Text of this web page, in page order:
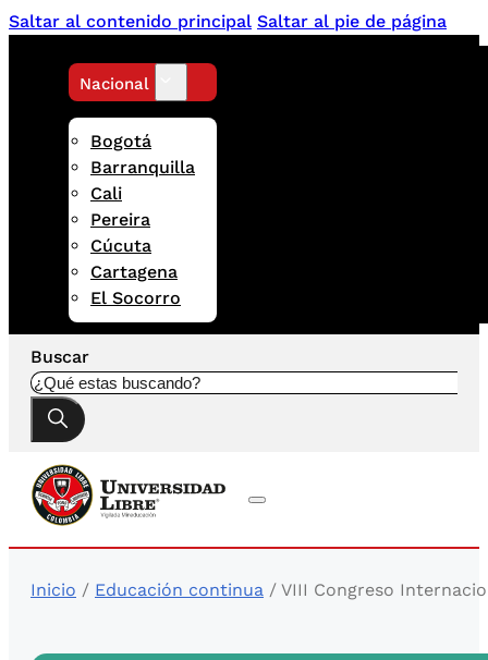
Saltar al contenido principal Saltar al pie de página
Nacional
Bogotá
Barranquilla
Cali
Pereira
Cúcuta
Cartagena
El Socorro
Buscar
Inicio / Educación continua / VIII Congreso